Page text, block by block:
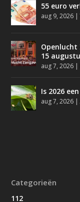
55 euro
aug 9, 2026 |
15
aug 7, 2026 |
Is 2026
aug 7, 2026 |
Categorieën
112